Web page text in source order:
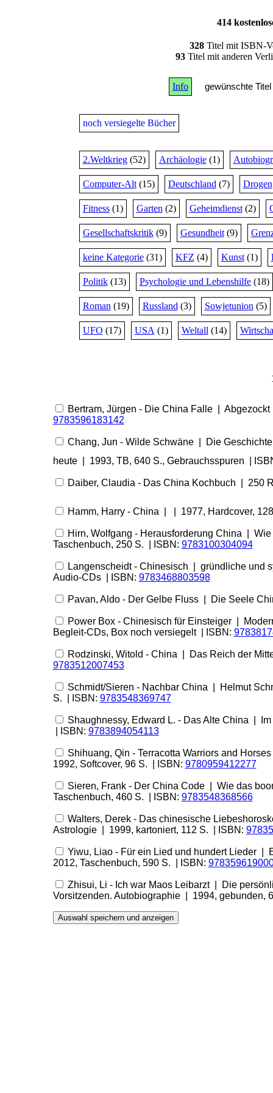
414
328 Titel mit ISBN-
93Titel mit anderen
Info gewünschte
noch versiegelte Bücher
2.Weltkrieg(52) Archäologie(1)
Computer-Alt(15) Deutschland (7) Drogen
Fitness(1) Garten (2) Geheimdienst(2)
Gesellschaftskritik(9) Gesundheit(9)
keine Kategorie(31) KFZ (4) Kunst(1)
Politik(13) Psychologie und Lebenshilfe(18)
Roman (19) Russland (3) Sowjetunion (5)
UFO (17) USA (1) Weltall (14)
Bertram, Jürgen - Die China Falle |
9783596183142
Chang, Jun - Wilde Schwäne | Die
heute | 1993, TB, 640 S., Gebrauchsspuren |
Daiber, Claudia - Das China Kochbuch | 250
Hamm, Harry - China | | 1977, Hardcover,
Hirn, Wolfgang - Herausforderung China |
Taschenbuch, 250 S. | ISBN: 9783100304094
Langenscheidt - Chinesisch | gründliche und
Audio-CDs | ISBN: 9783468803598
Pavan, Aldo - Der Gelbe Fluss | Die Seele
Power Box - Chinesisch für Einsteiger |
Begleit-CDs, Box noch versiegelt | ISBN:
Rodzinski, Witold - China | Das Reich der
9783512007453
Schmidt/Sieren - Nachbar China | Helmut
S. | ISBN: 9783548369747
Shaughnessy, Edward L. - Das Alte China |
| ISBN: 9783894054113
Shihuang, Qin - Terracotta Warriors and
1992, Softcover, 96 S. | ISBN: 9780959412277
Sieren, Frank - Der China Code | Wie das
Taschenbuch, 460 S. | ISBN: 9783548368566
Walters, Derek - Das chinesische
Astrologie | 1999, kartoniert, 112 S. | ISBN:
Yiwu, Liao - Für ein Lied und hundert Lieder |
2012, Taschenbuch, 590 S. | ISBN:
Zhisui, Li - Ich war Maos Leibarzt | Die
Vorsitzenden. Autobiographie | 1994, gebunden,